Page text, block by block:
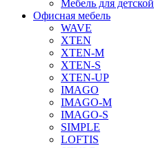
Мебель для детской
Офисная мебель
WAVE
XTEN
XTEN-M
XTEN-S
XTEN-UP
IMAGO
IMAGO-M
IMAGO-S
SIMPLE
LOFTIS